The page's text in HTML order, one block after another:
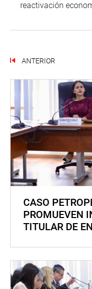
reactivación
ANTERIOR
CASO
PROMUEVEN
TITULAR DE